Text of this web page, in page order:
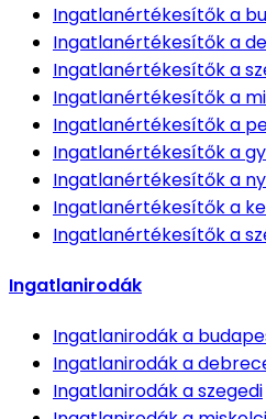
Ingatlanértékesítőka
Ingatlanértékesítőka
Ingatlanértékesítőka
Ingatlanértékesítőka
Ingatlanértékesítőka
Ingatlanértékesítőka
Ingatlanértékesítőka
Ingatlanértékesítőka
Ingatlanértékesítőka
Ingatlanirodák
Ingatlanirodáka
Ingatlanirodáka
Ingatlanirodáka szegedi